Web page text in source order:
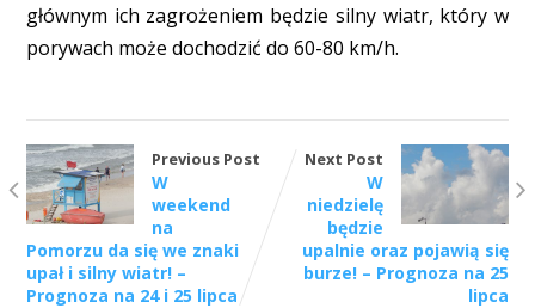
głównym ich zagrożeniem będzie silny wiatr, który w
porywach może dochodzić do 60-80 km/h.
Previous Post
W
weekend
na
Pomorzu da się we znaki
upał i silny wiatr! –
Prognoza na 24 i 25 lipca
Next Post
W
niedzielę
będzie
upalnie oraz pojawią się
burze! – Prognoza na 25
lipca